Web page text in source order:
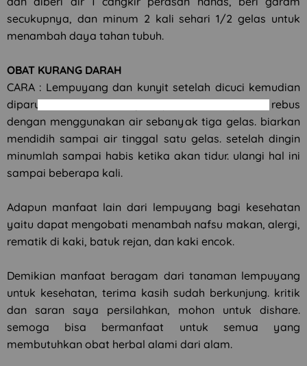
secukupnya, dan minum 2 kali sehari 1/2 gelas untuk
menambah daya tahan tubuh.
OBAT KURANG DARAH
CARA : Lempuyang dan kunyit setelah dicuci kemudian
diparut, lalu dibubuhi gula jawa dan diperas. rebus
dengan menggunakan air sebanyak tiga gelas. biarkan
mendidih sampai air tinggal satu gelas. setelah dingin
minumlah sampai habis ketika akan tidur. ulangi hal ini
sampai beberapa kali.
Adapun manfaat lain dari lempuyang bagi kesehatan
yaitu dapat mengobati menambah nafsu makan, alergi,
rematik di kaki, batuk rejan, dan kaki encok.
Demikian manfaat beragam dari tanaman lempuyang
untuk kesehatan, terima kasih sudah berkunjung. kritik
dan saran saya persilahkan, mohon untuk dishare.
semoga bisa bermanfaat untuk semua yang
membutuhkan obat herbal alami dari alam.